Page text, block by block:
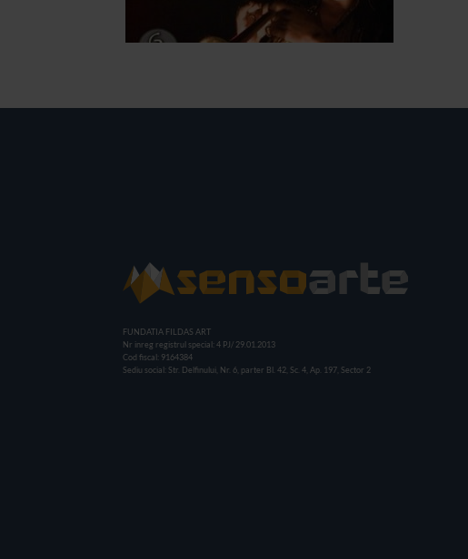
FUNDATIA FILDAS ART
Nr inreg registrul special: 4 PJ/ 29.01.2013
Cod fiscal: 9164384
Sediu social: Str. Delfinului, Nr. 6, parter Bl. 42, Sc. 4, Ap. 197, Sector 2